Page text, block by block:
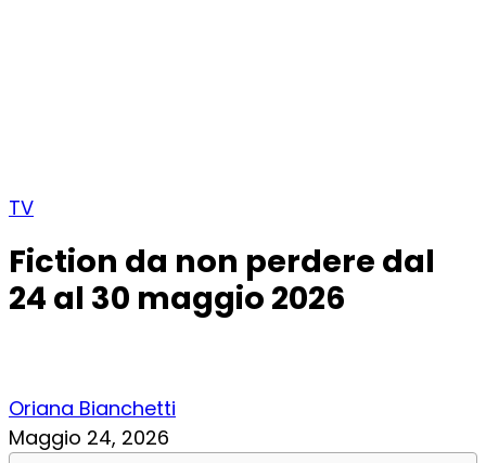
TV
Fiction da non perdere dal
24 al 30 maggio 2026
Oriana Bianchetti
Maggio 24, 2026